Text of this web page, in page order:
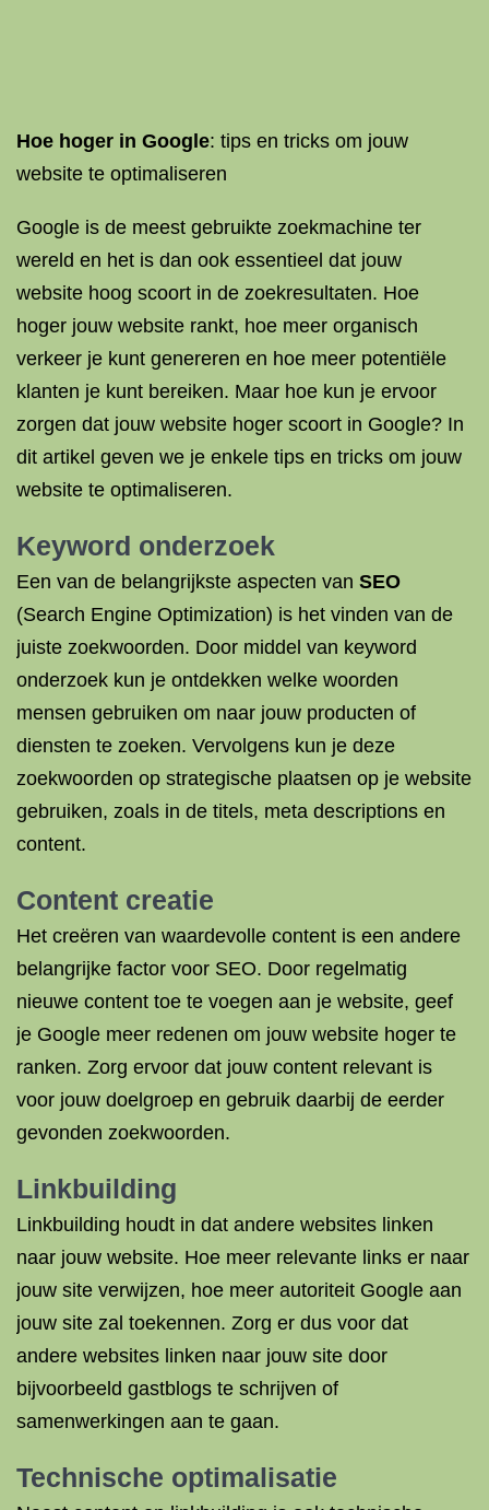
Hoe hoger in Google: tips en tricks om jouw
website te optimaliseren
Google is de meest gebruikte zoekmachine ter
wereld en het is dan ook essentieel dat jouw
website hoog scoort in de zoekresultaten. Hoe
hoger jouw website rankt, hoe meer organisch
verkeer je kunt genereren en hoe meer potentiële
klanten je kunt bereiken. Maar hoe kun je ervoor
zorgen dat jouw website hoger scoort in Google? In
dit artikel geven we je enkele tips en tricks om jouw
website te optimaliseren.
Keyword onderzoek
Een van de belangrijkste aspecten van SEO
(Search Engine Optimization) is het vinden van de
juiste zoekwoorden. Door middel van keyword
onderzoek kun je ontdekken welke woorden
mensen gebruiken om naar jouw producten of
diensten te zoeken. Vervolgens kun je deze
zoekwoorden op strategische plaatsen op je website
gebruiken, zoals in de titels, meta descriptions en
content.
Content creatie
Het creëren van waardevolle content is een andere
belangrijke factor voor SEO. Door regelmatig
nieuwe content toe te voegen aan je website, geef
je Google meer redenen om jouw website hoger te
ranken. Zorg ervoor dat jouw content relevant is
voor jouw doelgroep en gebruik daarbij de eerder
gevonden zoekwoorden.
Linkbuilding
Linkbuilding houdt in dat andere websites linken
naar jouw website. Hoe meer relevante links er naar
jouw site verwijzen, hoe meer autoriteit Google aan
jouw site zal toekennen. Zorg er dus voor dat
andere websites linken naar jouw site door
bijvoorbeeld gastblogs te schrijven of
samenwerkingen aan te gaan.
Technische optimalisatie